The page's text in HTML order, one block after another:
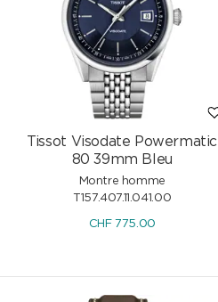
Tissot Visodate Powermatic
80 39mm Bleu
Montre homme
T157.407.11.041.00
CHF 775.00